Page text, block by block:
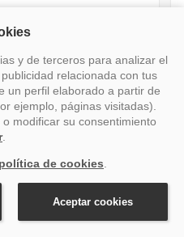
Vayacruceros?
Pago seguro